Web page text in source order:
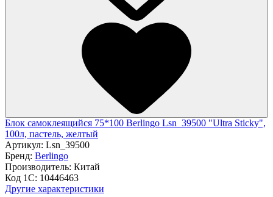
Блок самоклеящийся 75*100 Berlingo Lsn_39500 "Ultra Sticky",
100л, пастель, желтый
Артикул: Lsn_39500
Бренд: Berlingo
Производитель: Китай
Код 1С: 10446463
Другие характеристики